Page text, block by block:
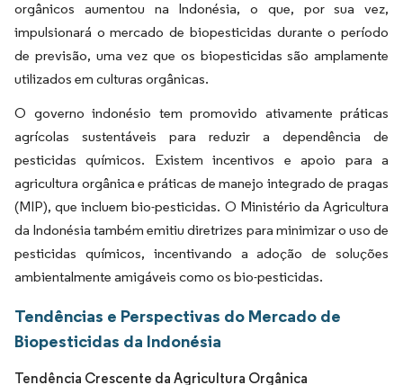
orgânicos aumentou na Indonésia, o que, por sua vez,
impulsionará o mercado de biopesticidas durante o período
de previsão, uma vez que os biopesticidas são amplamente
utilizados em culturas orgânicas.
O governo indonésio tem promovido ativamente práticas
agrícolas sustentáveis para reduzir a dependência de
pesticidas químicos. Existem incentivos e apoio para a
agricultura orgânica e práticas de manejo integrado de pragas
(MIP), que incluem bio-pesticidas. O Ministério da Agricultura
da Indonésia também emitiu diretrizes para minimizar o uso de
pesticidas químicos, incentivando a adoção de soluções
ambientalmente amigáveis como os bio-pesticidas.
Tendências e Perspectivas do Mercado de
Biopesticidas da Indonésia
Tendência Crescente da Agricultura Orgânica